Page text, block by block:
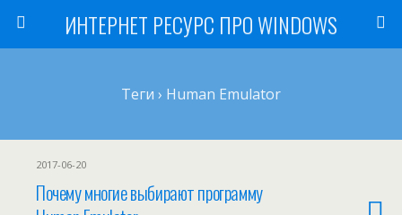
ИНТЕРНЕТ РЕСУРС ПРО WINDOWS
Теги › Human Emulator
2017-06-20
Почему многие выбирают программу